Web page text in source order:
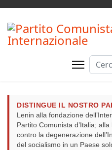
Cerca
DISTINGUE IL NOSTRO
Lenin alla fondazione
Partito Comunista d’Italia;
contro la degenerazione
del socialismo in un Paese